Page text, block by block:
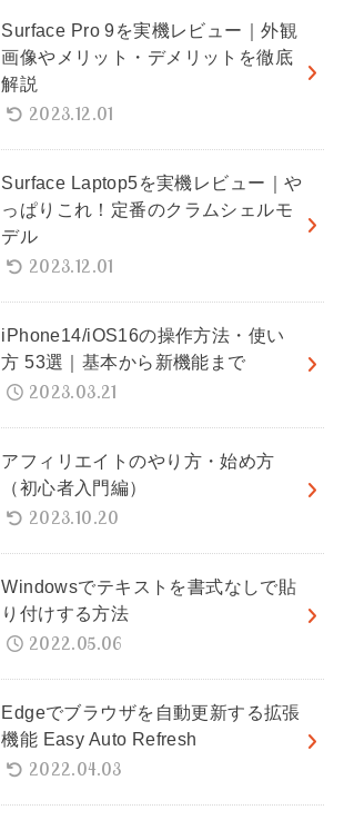
Surface Pro 9を実機レビュー｜外観
画像やメリット・デメリットを徹底
解説
2023.12.01
Surface Laptop5を実機レビュー｜や
っぱりこれ！定番のクラムシェルモ
デル
2023.12.01
iPhone14/iOS16の操作方法・使い
方 53選｜基本から新機能まで
2023.03.21
アフィリエイトのやり方・始め方
（初心者入門編）
2023.10.20
Windowsでテキストを書式なしで貼
り付けする方法
2022.05.06
Edgeでブラウザを自動更新する拡張
機能 Easy Auto Refresh
2022.04.03